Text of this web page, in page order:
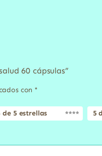
60 cápsulas”
con *
de 5 estrellas 5